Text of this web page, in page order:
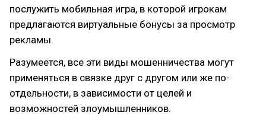
послужить мобильная игра, в которой игрокам
предлагаются виртуальные бонусы за просмотр
рекламы.
Разумеется, все эти виды мошенничества могут
применяться в связке друг с другом или же по-
отдельности, в зависимости от целей и
возможностей злоумышленников.